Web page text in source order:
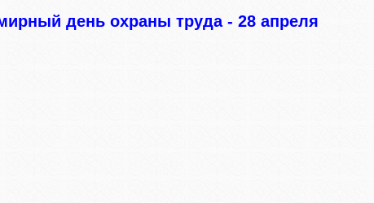
день охраны труда - 28 апреля